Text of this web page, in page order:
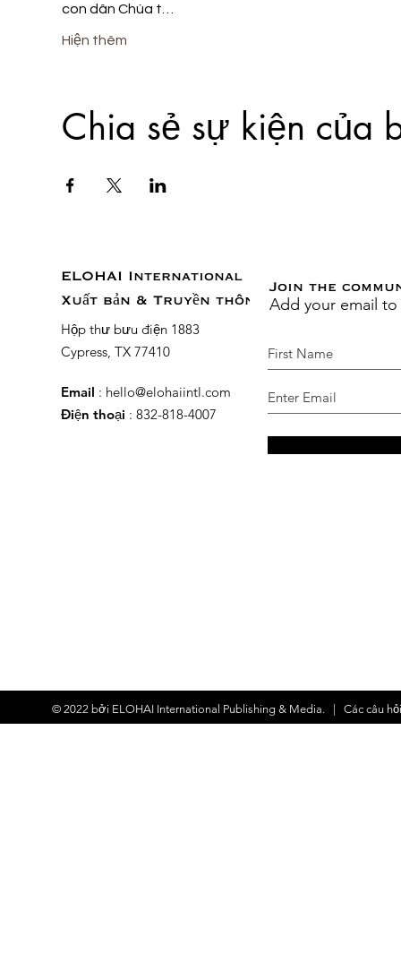
con dân Chúa t…
Hiện thêm
Chia sẻ sự kiện của
ELOHAI International
Xuất bản & Truyền thông
Hộp thư bưu điện 1883
Cypress, TX 77410
Email : hello@elohaiintl.com
Điện thoại : 832-818-4007
Join the
Add your email
© 2022 bởi ELOHAI International Publishing & Media. | Các câu